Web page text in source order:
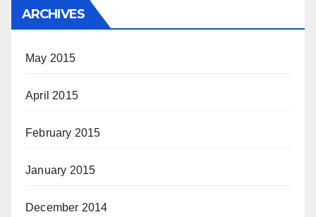
ARCHIVES
May 2015
April 2015
February 2015
January 2015
December 2014